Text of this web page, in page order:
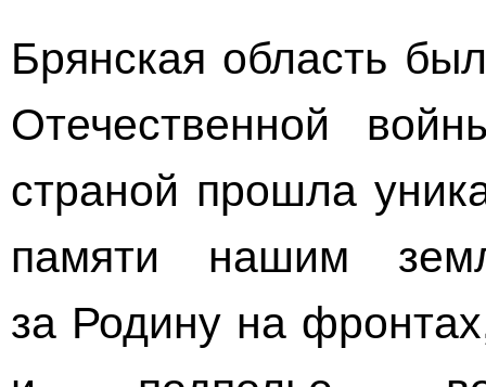
Брянская область
Отечественной
страной прошла
памяти нашим
за Родину на